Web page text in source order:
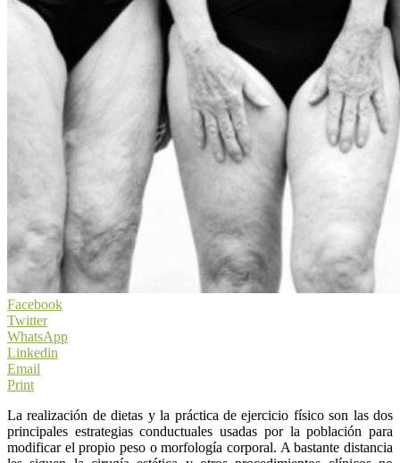
Facebook
Twitter
WhatsApp
Linkedin
Email
Print
La realización de dietas y la práctica de ejercicio físico son las dos
principales estrategias conductuales usadas por la población para
modificar el propio peso o morfología corporal. A bastante distancia